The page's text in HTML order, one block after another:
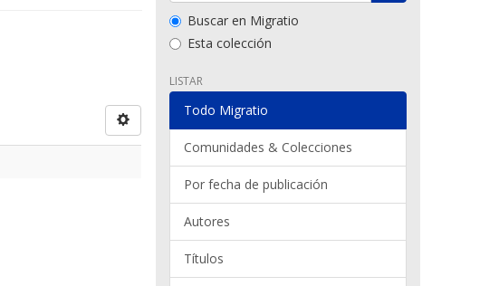
Buscar en Migratio
Esta colección
LISTAR
Todo Migratio
Comunidades & Colecciones
Por fecha de publicación
Autores
Títulos